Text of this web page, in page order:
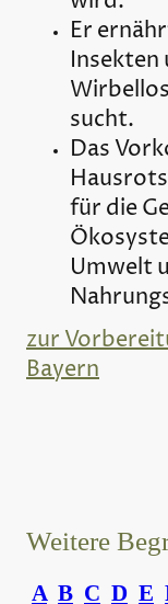
Er
Insekten
sucht.
Das
für die
Umwelt
zur
Bayern
Weitere
A B C D E